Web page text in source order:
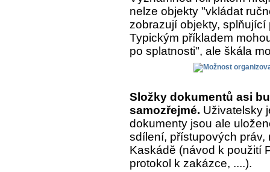
nelze objekty "vkládat
zobrazují objekty,
Typickým příkladem
po splatnosti", ale škála
Složky dokumentů asi
samozřejmé. Uživatelsky
dokumenty jsou ale
sdílení, přístupových
Kaskádě (návod k použití
protokol k zakázce, ....).